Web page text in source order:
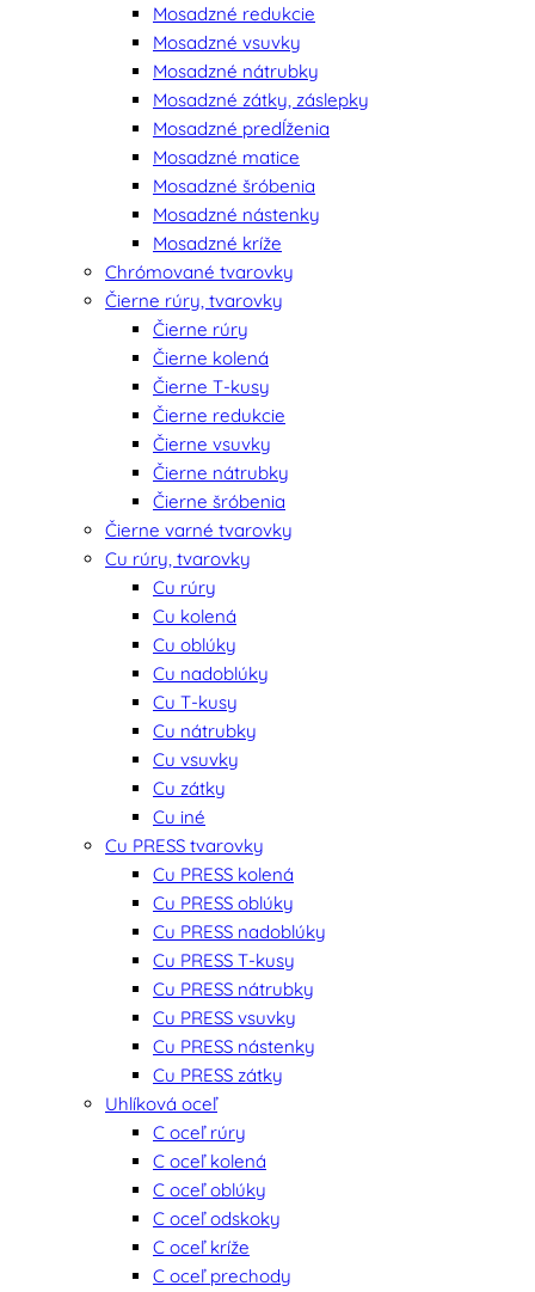
Mosadzné redukcie
Mosadzné vsuvky
Mosadzné nátrubky
Mosadzné zátky, záslepky
Mosadzné predĺženia
Mosadzné matice
Mosadzné šróbenia
Mosadzné nástenky
Mosadzné kríže
Chrómované tvarovky
Čierne rúry, tvarovky
Čierne rúry
Čierne kolená
Čierne T-kusy
Čierne redukcie
Čierne vsuvky
Čierne nátrubky
Čierne šróbenia
Čierne varné tvarovky
Cu rúry, tvarovky
Cu rúry
Cu kolená
Cu oblúky
Cu nadoblúky
Cu T-kusy
Cu nátrubky
Cu vsuvky
Cu zátky
Cu iné
Cu PRESS tvarovky
Cu PRESS kolená
Cu PRESS oblúky
Cu PRESS nadoblúky
Cu PRESS T-kusy
Cu PRESS nátrubky
Cu PRESS vsuvky
Cu PRESS nástenky
Cu PRESS zátky
Uhlíková oceľ
C oceľ rúry
C oceľ kolená
C oceľ oblúky
C oceľ odskoky
C oceľ kríže
C oceľ prechody